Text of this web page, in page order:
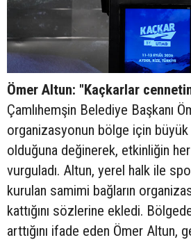
Ömer Altun: "Kaçkarlar
Çamlıhemşin Belediye Başkanı
organizasyonun bölge için büyük
olduğuna değinerek, etkinliğin
vurguladı. Altun, yerel halk ile
kurulan samimi bağların
kattığını sözlerine ekledi.
arttığını ifade eden Ömer Altun,